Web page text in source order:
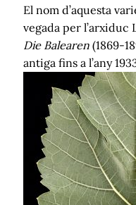
El nom d’aquesta
vegada per l’arxiduc
Die Balearen (1869-
antiga fins a l’any